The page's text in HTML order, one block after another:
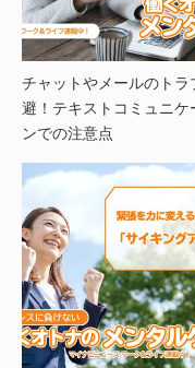
チャットやメールのトラ
避！テキストコミュニケ
ンでの注意点